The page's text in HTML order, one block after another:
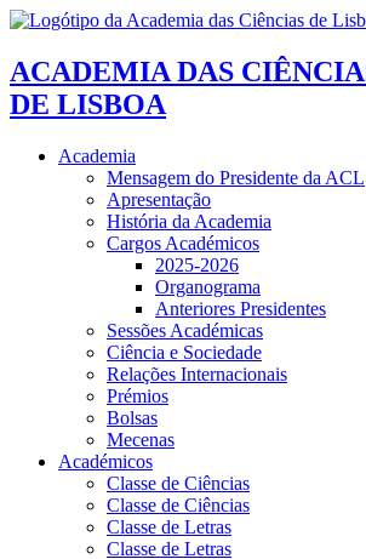
ACADEMIA DAS
DE LISBOA
Academia
Mensagem do Presidente da ACL
Apresentação
História da Academia
Cargos Académicos
2025-2026
Organograma
Anteriores Presidentes
Sessões Académicas
Ciência e Sociedade
Relações Internacionais
Prémios
Bolsas
Mecenas
Académicos
Classe de Ciências
Classe de Ciências
Classe de Letras
Classe de Letras